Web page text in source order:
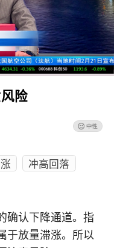
险
冲高回落
确认下降通道。指
于放量滞涨。所以